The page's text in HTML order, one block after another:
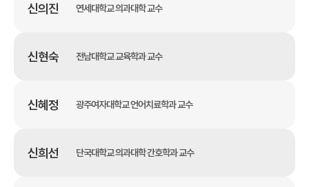
신의진 연세대학교 의과대학 교수
신현숙 전남대학교 교육학과 교수
신혜정 광주여자대학교 언어치료학과 교수
신희선 단국대학교 의과대학 간호학과 교수